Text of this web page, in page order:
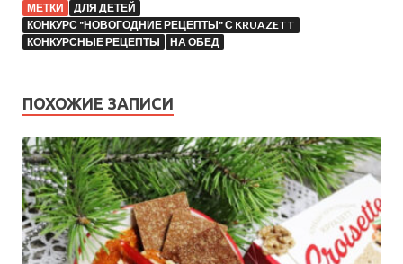
МЕТКИ
ДЛЯ ДЕТЕЙ
КОНКУРС "НОВОГОДНИЕ РЕЦЕПТЫ" С KRUAZETT
КОНКУРСНЫЕ РЕЦЕПТЫ
НА ОБЕД
ПОХОЖИЕ ЗАПИСИ